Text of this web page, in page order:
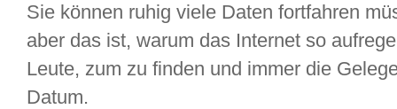
Sie können ruhig viele Daten fortfahren
aber das ist, warum das Internet so
Leute, zum zu finden und immer die
Datum.